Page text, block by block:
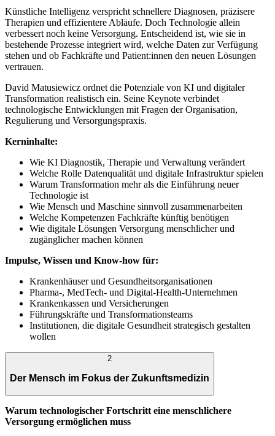
Künstliche Intelligenz verspricht schnellere Diagnosen, präzisere
Therapien und effizientere Abläufe. Doch Technologie allein
verbessert noch keine Versorgung. Entscheidend ist, wie sie in
bestehende Prozesse integriert wird, welche Daten zur Verfügung
stehen und ob Fachkräfte und Patient:innen den neuen Lösungen
vertrauen.
David Matusiewicz ordnet die Potenziale von KI und digitaler
Transformation realistisch ein. Seine Keynote verbindet
technologische Entwicklungen mit Fragen der Organisation,
Regulierung und Versorgungspraxis.
Kerninhalte:
Wie KI Diagnostik, Therapie und Verwaltung verändert
Welche Rolle Datenqualität und digitale Infrastruktur spielen
Warum Transformation mehr als die Einführung neuer
Technologie ist
Wie Mensch und Maschine sinnvoll zusammenarbeiten
Welche Kompetenzen Fachkräfte künftig benötigen
Wie digitale Lösungen Versorgung menschlicher und
zugänglicher machen können
Impulse, Wissen und Know-how für:
Krankenhäuser und Gesundheitsorganisationen
Pharma-, MedTech- und Digital-Health-Unternehmen
Krankenkassen und Versicherungen
Führungskräfte und Transformationsteams
Institutionen, die digitale Gesundheit strategisch gestalten
wollen
2
Der Mensch im Fokus der Zukunftsmedizin
Warum technologischer Fortschritt eine menschlichere
Versorgung ermöglichen muss